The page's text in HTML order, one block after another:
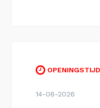
14-08-2026